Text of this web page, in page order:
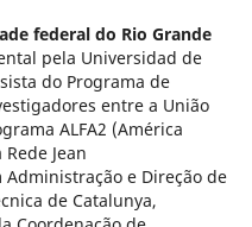
federal do Rio Grande
pela Universidad de
do Programa de
entre a União
ALFA2 (América
Jean
Administração e Direção de
de Catalunya,